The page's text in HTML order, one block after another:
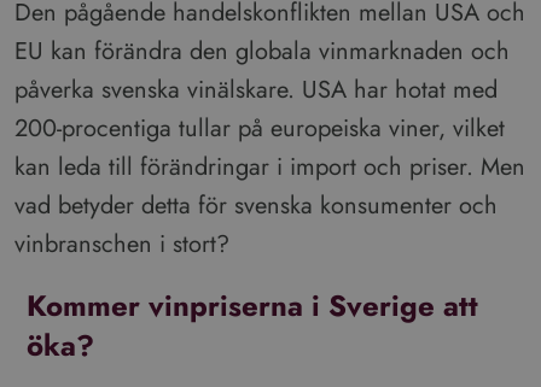
Den pågående handelskonflikten mellan USA och
EU kan förändra den globala vinmarknaden och
påverka svenska vinälskare. USA har hotat med
200-procentiga tullar på europeiska viner, vilket
kan leda till förändringar i import och priser. Men
vad betyder detta för svenska konsumenter och
vinbranschen i stort?
Kommer vinpriserna i Sverige att
öka?